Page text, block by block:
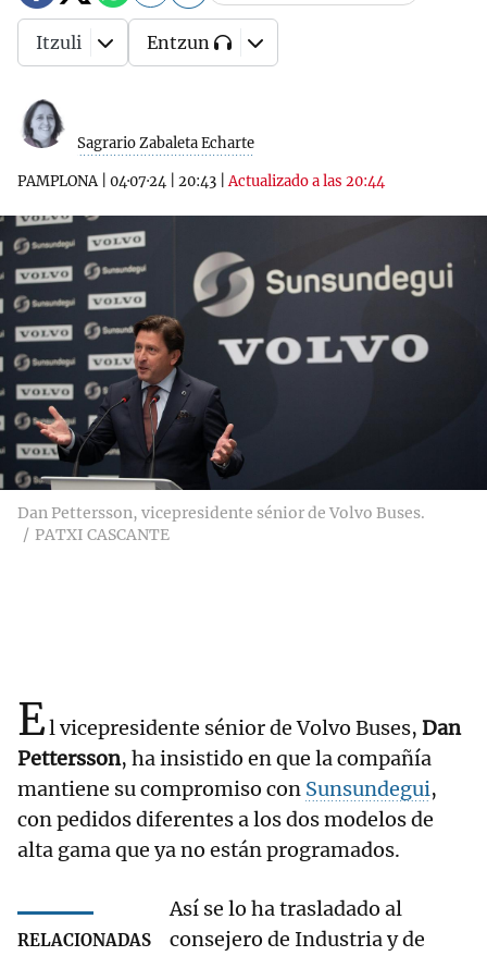
Sagrario Zabaleta Echarte
PAMPLONA| 04·07·24 20:43 |Actualizado a las 20:44
Itzuli Entzun
Dan Pettersson, vicepresidente sénior de Volvo Buses.
PATXI CASCANTE
El vicepresidente sénior de Volvo Buses, Dan
Pettersson, ha insistido en que la compañía
mantiene su compromiso con Sunsundegui,
con pedidos diferentes a los dos modelos de
alta gama que ya no están programados.
RELACIONADAS
Así se lo ha trasladado al
consejero de Industria y de